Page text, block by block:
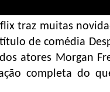
traz muitas
de comédia
atores Morgan
completa do